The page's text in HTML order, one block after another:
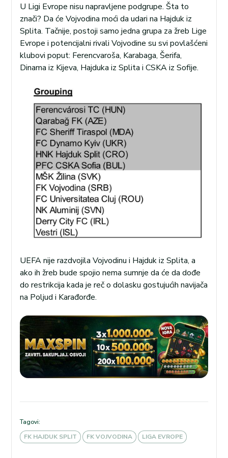
U Ligi Evrope nisu napravljene podgrupe. Šta to
znači? Da će Vojvodina moći da udari na Hajduk iz
Splita. Tačnije, postoji samo jedna grupa za žreb Lige
Evrope i potencijalni rivali Vojvodine su svi povlašćeni
klubovi poput: Ferencvaroša, Karabaga, Šerifa,
Dinama iz Kijeva, Hajduka iz Splita i CSKA iz Sofije.
UEFA nije razdvojila Vojvodinu i Hajduk iz Splita, a
ako ih žreb bude spojio nema sumnje da će da dođe
do restrikcija kada je reč o dolasku gostujućih navijača
na Poljud i Karađorđe.
Tagovi:
FK HAJDUK SPLIT
FK VOJVODINA LIGA EVROPE